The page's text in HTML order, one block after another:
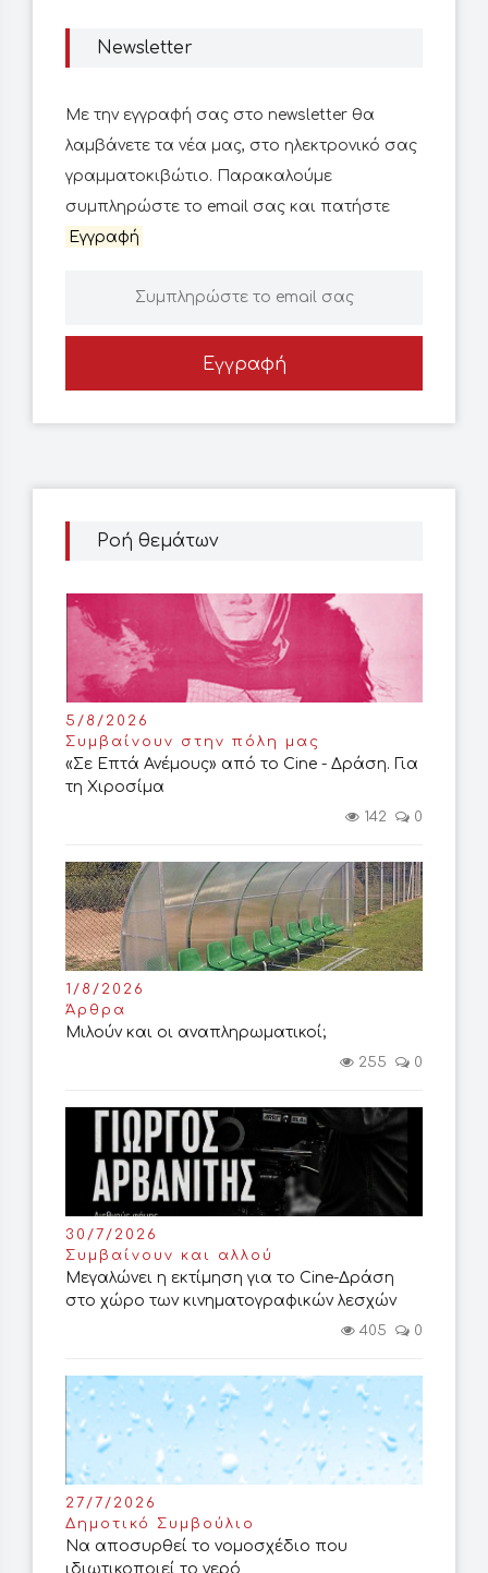
Ροή θεμάτων
5/8/2026
Συμβαίνουν στην πόλη μας
«Σε Επτά Ανέμους» από το Cine - Δράση. Για
τη Χιροσίμα
142 0
1/8/2026
Άρθρα
Μιλούν και οι αναπληρωματικοί;
255 0
30/7/2026
Συμβαίνουν και αλλού
Μεγαλώνει η εκτίμηση για το Cine-Δράση
στο χώρο των κινηματογραφικών λεσχών
405 0
27/7/2026
Δημοτικό Συμβούλιο
Να αποσυρθεί το νομοσχέδιο που
ιδιωτικοποιεί το νερό
Newsletter
Με την εγγραφή σας στο newsletter θα
λαμβάνετε τα νέα μας, στο ηλεκτρονικό σας
γραμματοκιβώτιο. Παρακαλούμε
συμπληρώστε το email σας και πατήστε
Εγγραφή
Εγγραφή